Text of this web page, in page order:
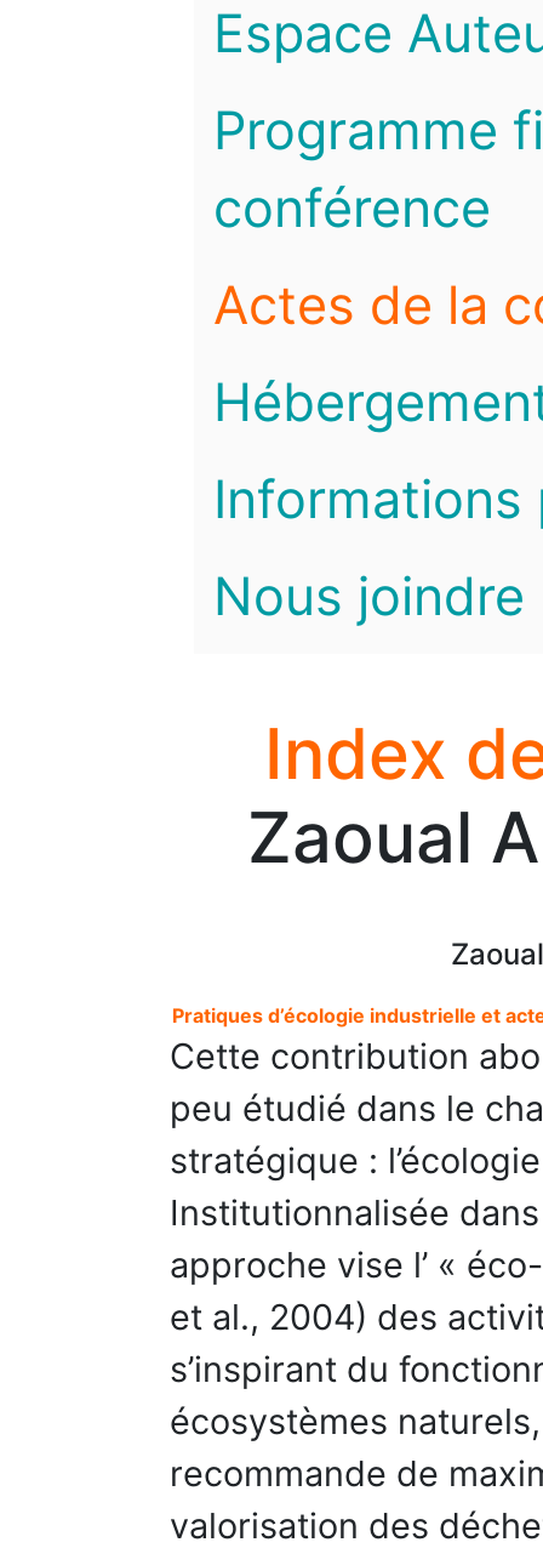
Espace
Programme
conférence
Actes de la
Informations
Nous joindre
Index
Zaoual
Pratiques d’écologie industrielle et
Cette contribution
peu étudié dans le
stratégique :
Institutionnalisée
approche vise l’ «
et al., 2004) des
s’inspirant du
écosystèmes
recommande de
valorisation des